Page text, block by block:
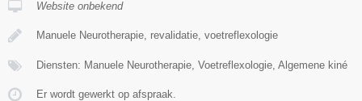
Website onbekend
Manuele Neurotherapie, revalidatie, voetreflexologie
Diensten: Manuele Neurotherapie, Voetreflexologie, Algemene kiné
Er wordt gewerkt op afspraak.